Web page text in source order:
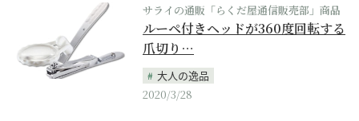
サライの通販「らくだ屋通信販売部」商品
ルーペ付きヘッドが360度回転する
爪切り…
大人の逸品
2020/3/28